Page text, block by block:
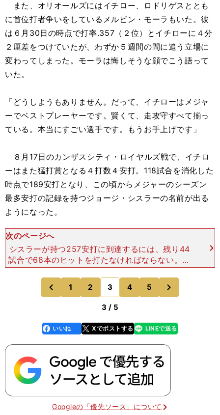
また、オリオールズにはイチロー、ロドリゲスととも
に首位打者争いをしているメルビン・モーラもいた。彼
は６月30日の時点で打率.357（２位）とイチローに４分
２厘差をつけていたが、わずか５週間の間に追う立場に
変わってしまった。モーラは悔しそうな顔でこう語って
いた。
「どうしようもありません。だって、イチローはメジャ
ーでベストプレーヤーです。賢くて、走攻守すべて揃っ
ている。本当にすごい選手です。もうお手上げです」
８月17日のカンザスシティ・ロイヤルズ戦で、イチロ
ーはまた猛打賞となる４打数４安打。118試合を消化した
時点で189安打となり、この頃からメジャーのシーズン
最多安打の記録を持つジョージ・シスラーの名前が出る
ようになった。
次のページへ
シスラーが持つ257安打に到達するには、残り44
試合で68本のヒットを打たなければならない。い
くらすぐれた打者とはいえ容易なことではない。た
だ、７月１日から驚異的なペースでヒットを積み重
ねていくイチロ
前
のページへ
1 2 3 4 5
のページへ
3 / 5
faceboo
k
いいね Xでポストする
line LINEで送る
Googleの「優先ソース」について